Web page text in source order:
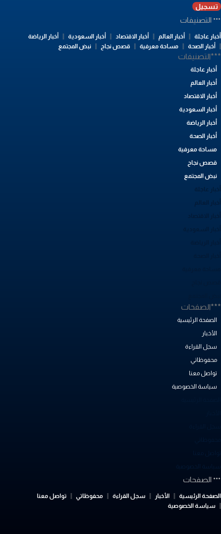
تسجيل
التصنيفات
عاجلة أخبار العالم أخبار الاقتصاد أخبار السعودية
أخبار الرياضة
أخبار الصحة
مساحة معرفية قصص نجاح نبض المجتمع
أخبار عاجلة
أخبار العالم
أخبار الاقتصاد
أخبار السعودية
أخبار الرياضة
أخبار الصحة
مساحة معرفية
قصص نجاح
نبض المجتمع
عاجلة
العالم
الاقتصاد
الصفحة الرئيسية
الأخبار
سجل القراءة
محفوظاتي
تواصل معنا
سياسة الخصوصية
الخصوصية
الصفحات
الرئيسية الأخبار سجل القراءة محفوظاتي
تواصل معنا
سياسة الخصوصية